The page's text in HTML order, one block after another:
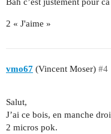
Bah c’est justement pour
2 « J'aime »
vmo67 (Vincent Moser) #4
Salut,
J’ai ce bois, en manche
2 micros pok.